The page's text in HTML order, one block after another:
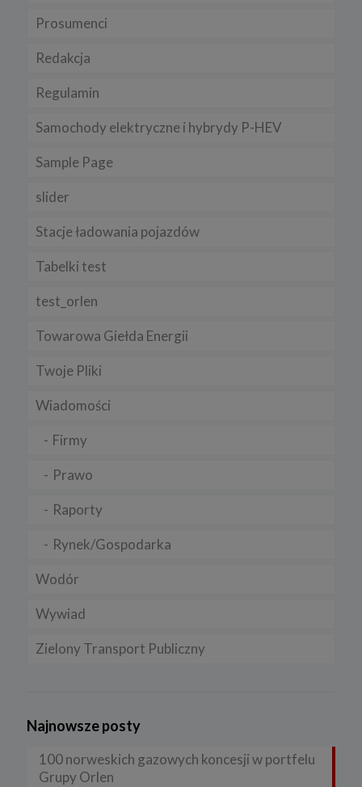
Prosumenci
Redakcja
Regulamin
Samochody elektryczne i hybrydy P-HEV
Sample Page
slider
Stacje ładowania pojazdów
Tabelki test
test_orlen
Towarowa Giełda Energii
Twoje Pliki
Wiadomości
Firmy
Prawo
Raporty
Rynek/Gospodarka
Wodór
Wywiad
Zielony Transport Publiczny
Najnowsze posty
100 norweskich gazowych koncesji w portfelu
Grupy Orlen
Chrome, Firefox, Safari
technologii może wpłynąć na sposób funkcjonowania naszego
Niniejsza Polityka może być co pewien czas aktualizowana poprzez
zamieszczenie w serwisie jej nowej wersji.
Regulamin serwisu